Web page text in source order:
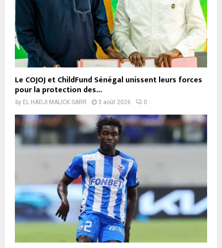
Le COJOJ et ChildFund Sénégal unissent leurs forces
pour la protection des...
by EL HADJI MALICK SARR 3 août 2026 0